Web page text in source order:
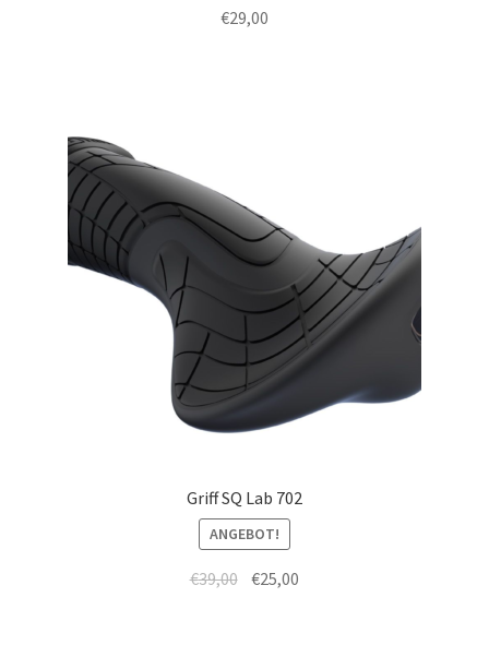
€29,00
Griff SQ Lab 702
ANGEBOT!
€39,00 €25,00